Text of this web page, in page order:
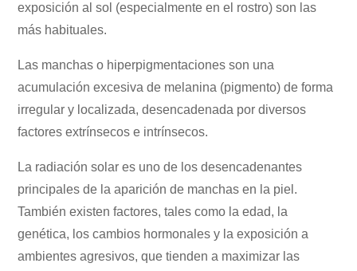
exposición al sol (especialmente en el rostro) son las
más habituales.
Las manchas o hiperpigmentaciones son una
acumulación excesiva de melanina (pigmento) de forma
irregular y localizada, desencadenada por diversos
factores extrínsecos e intrínsecos.
La radiación solar es uno de los desencadenantes
principales de la aparición de manchas en la piel.
También existen factores, tales como la edad, la
genética, los cambios hormonales y la exposición a
ambientes agresivos, que tienden a maximizar las